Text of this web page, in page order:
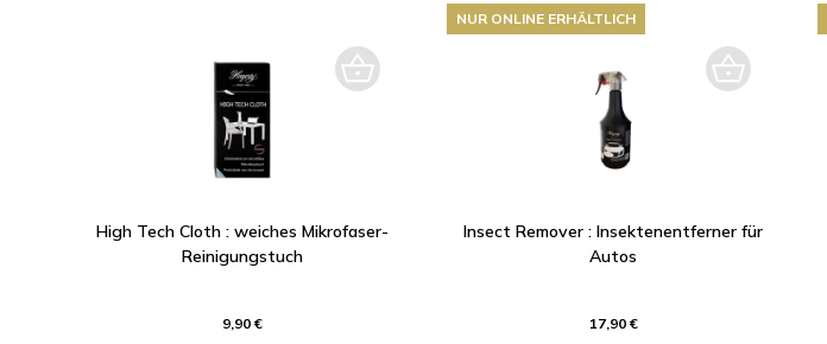
High Tech Cloth : weiches Mikrofaser-
Reinigungstuch
9,90 €
Insect Remover : Insektenentferner für
Autos
17,90 €
NUR ONLINE ERHÄLTLICH